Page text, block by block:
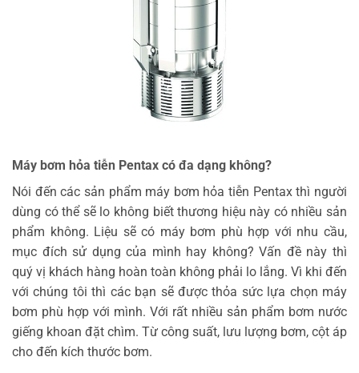
Máy bơm hỏa tiễn Pentax có đa dạng không?
Nói đến các sản phẩm máy bơm hỏa tiễn Pentax thì người
dùng có thể sẽ lo không biết thương hiệu này có nhiều sản
phẩm không. Liệu sẽ có máy bơm phù hợp với nhu cầu,
mục đích sử dụng của mình hay không? Vấn đề này thì
quý vị khách hàng hoàn toàn không phải lo lắng. Vì khi đến
với chúng tôi thì các bạn sẽ được thỏa sức lựa chọn máy
bơm phù hợp với mình. Với rất nhiều sản phẩm bơm nước
giếng khoan đặt chìm. Từ công suất, lưu lượng bơm, cột áp
cho đến kích thước bơm.